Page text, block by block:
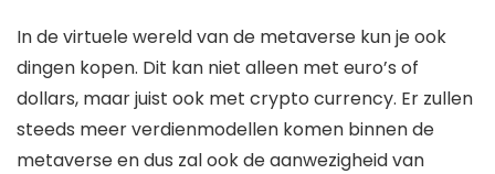
In de virtuele wereld van de metaverse kun je ook
dingen kopen. Dit kan niet alleen met euro’s of
dollars, maar juist ook met crypto currency. Er zullen
steeds meer verdienmodellen komen binnen de
metaverse en dus zal ook de aanwezigheid van